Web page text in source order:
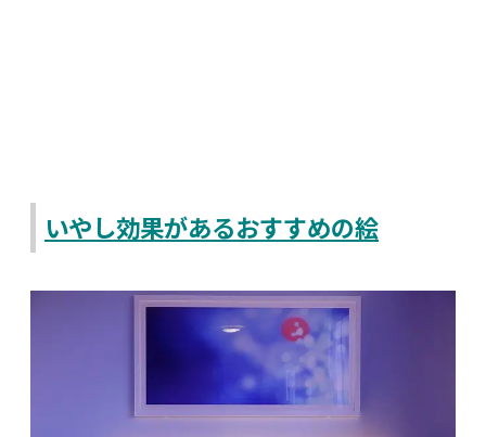
いやし効果があるおすすめの絵